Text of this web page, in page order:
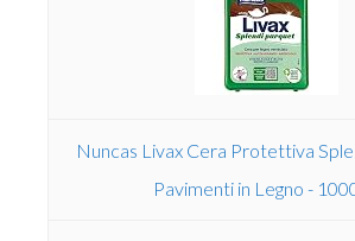
Nuncas Livax Cera Protettiva
Pavimenti in Legno -